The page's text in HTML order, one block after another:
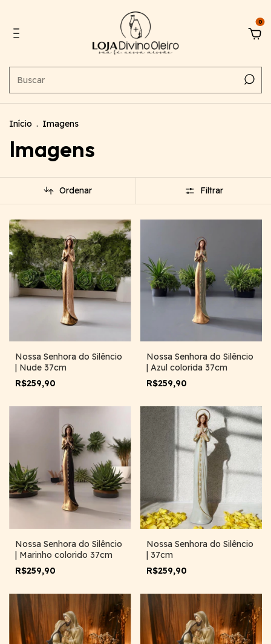
0
Início . Imagens
Imagens
Ordenar Filtrar
Nossa Senhora do Silêncio
| Nude 37cm
R$259,90
Nossa Senhora do Silêncio
| Azul colorida 37cm
R$259,90
Nossa Senhora do Silêncio
| Marinho colorido 37cm
R$259,90
Nossa Senhora do Silêncio
| 37cm
R$259,90